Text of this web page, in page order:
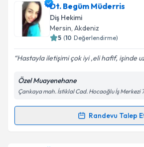
Dt. Gazi Başkan için randevu
Size bu uzmandan randevu almanız
hazırlandığında e-posta ile
Kişisel verilerimin işlenmesine
Metni'ni okudum ve kişisel
kapsamda işlenmesini kabul
Dt. Begüm Müderris
Diş Hekimi
Mersin, Akdeniz
5 (10 Değerlendirme)
Hastayla iletişimi çok iyi ,eli hafif, işinde
Özel Muayenehane
Çankaya mah. İstiklal Cad. Hocaoğlu İş Merkezi
Randevu Talep
Randevu Takvimi Talebi